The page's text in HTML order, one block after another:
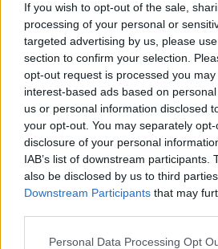
If you wish to opt-out of the sale,
processing of your personal or
targeted advertising by us, please
section to confirm your selection.
opt-out request is processed you
interest-based ads based on
us or personal information disclosed
your opt-out. You may separately
disclosure of your personal
IAB’s list of downstream participants.
also be disclosed by us to third
Downstream Participants that may
Please note that this website/app
Personal Data Processing Opt
AUTORE
Staff